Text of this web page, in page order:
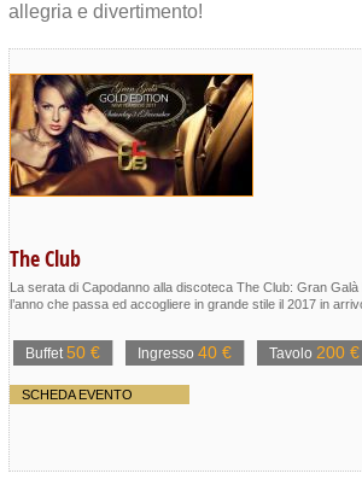
allegria e divertimento!
The Club
La serata di Capodanno alla discoteca The Club: Gran
l’anno che passa ed accogliere in grande stile il 2017 in
Buffet 50 € Ingresso 40 € Tavolo 200 €
SCHEDA EVENTO